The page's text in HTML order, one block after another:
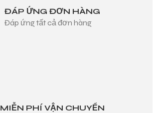
ĐÁP ỨNG ĐƠN HÀNG
Đáp ứng tất cả đơn hàng
MIỄN PHÍ VẬN CHUYỂN